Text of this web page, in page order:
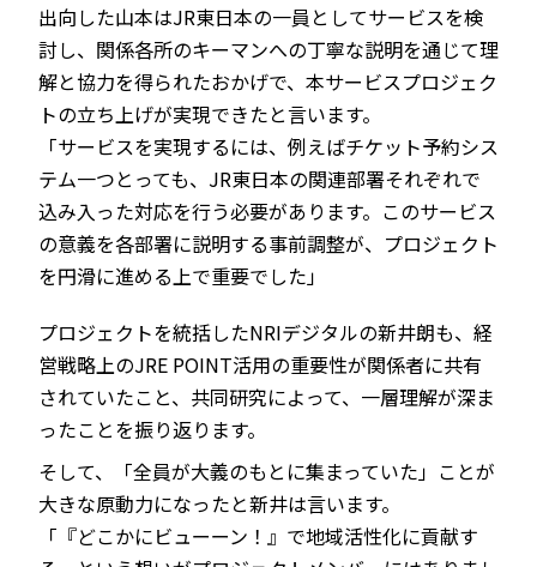
出向した山本はJR東日本の一員としてサービスを検
討し、関係各所のキーマンへの丁寧な説明を通じて理
解と協力を得られたおかげで、本サービスプロジェク
トの立ち上げが実現できたと言います。
「サービスを実現するには、例えばチケット予約シス
テム一つとっても、JR東日本の関連部署それぞれで
込み入った対応を行う必要があります。このサービス
の意義を各部署に説明する事前調整が、プロジェクト
を円滑に進める上で重要でした」
プロジェクトを統括したNRIデジタルの新井朗も、経
営戦略上のJRE POINT活用の重要性が関係者に共有
されていたこと、共同研究によって、一層理解が深ま
ったことを振り返ります。
そして、「全員が大義のもとに集まっていた」ことが
大きな原動力になったと新井は言います。
「『どこかにビューーン！』で地域活性化に貢献す